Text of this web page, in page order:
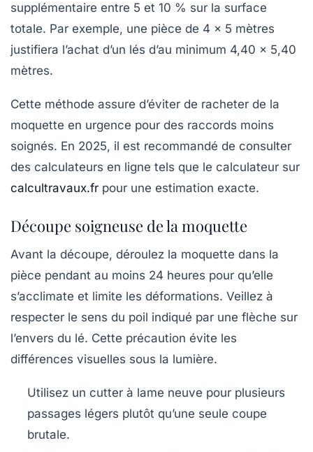
supplémentaire entre 5 et 10 % sur la surface
totale. Par exemple, une pièce de 4 x 5 mètres
justifiera l’achat d’un lés d’au minimum 4,40 x 5,40
mètres.
Cette méthode assure d’éviter de racheter de la
moquette en urgence pour des raccords moins
soignés. En 2025, il est recommandé de consulter
des calculateurs en ligne tels que le calculateur sur
calcultravaux.fr pour une estimation exacte.
Découpe soigneuse de la moquette
Avant la découpe, déroulez la moquette dans la
pièce pendant au moins 24 heures pour qu’elle
s’acclimate et limite les déformations. Veillez à
respecter le sens du poil indiqué par une flèche sur
l’envers du lé. Cette précaution évite les
différences visuelles sous la lumière.
Utilisez un cutter à lame neuve pour plusieurs
passages légers plutôt qu’une seule coupe
brutale.